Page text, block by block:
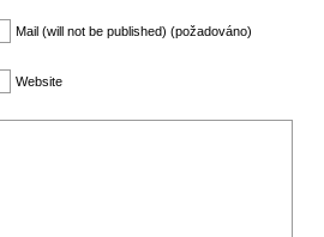
Mail (will not be published) (požadováno)
Website